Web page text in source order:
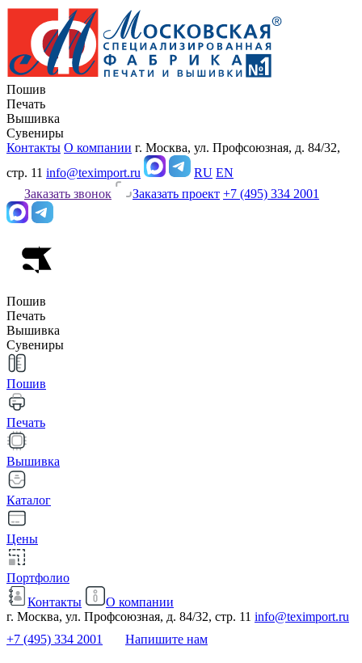
Пошив
Печать
Вышивка
Сувениры
Контакты О компании г. Москва, ул. Профсоюзная, д. 84/32,
стр. 11 info@teximport.ru RU EN
Заказать звонок
Заказать проект +7 (495) 334 2001
Пошив
Печать
Вышивка
Сувениры
Пошив
Печать
Вышивка
Каталог
Цены
Портфолио
Контакты
О компании
г. Москва, ул. Профсоюзная, д. 84/32, стр. 11 info@teximport.ru
+7 (495) 334 2001
Напишите нам